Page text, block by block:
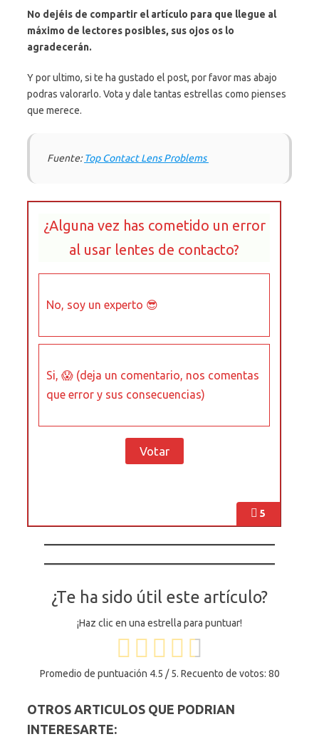
No dejéis de compartir el artículo para que llegue al
máximo de lectores posibles, sus ojos os lo
agradecerán.
Y por ultimo, si te ha gustado el post, por favor mas abajo
podras valorarlo. Vota y dale tantas estrellas como pienses
que merece.
Fuente:Top Contact Lens Problems
5
¿Alguna vez has cometido un error
al usar lentes de contacto?
No, soy un experto 😎
Si, 😱 (deja un comentario, nos comentas
que error y sus consecuencias)
¿Te ha sido útil este artículo?
¡Haz clic en una estrella para puntuar!
Promedio de puntuación 4.5 / 5. Recuento de votos: 80
OTROS ARTICULOS QUE PODRIAN
INTERESARTE: